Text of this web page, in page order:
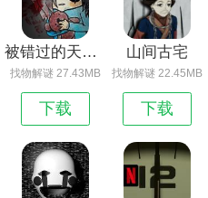
被错过的天堂隐藏结局
找物解谜 27.43MB
下载
山间古宅
找物解谜 22.45MB
下载